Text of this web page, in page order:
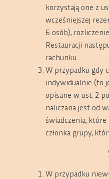
korzystają one z
wcześniejszej
6 osób),
Restauracji
rachunku.
W przypadku gdy
indywidualnie (to
opisane w ust. 2
naliczana jest od
świadczenia, które
członka grupy,
W przypadku